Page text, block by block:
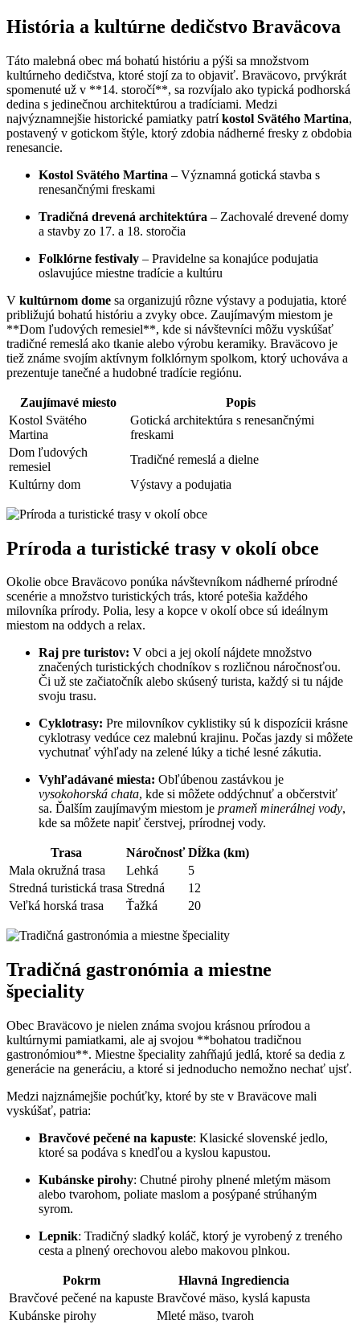
História a kultúrne dedičstvo Braväcova
Táto malebná obec má bohatú históriu a pýši sa množstvom
kultúrneho dedičstva, ktoré stojí za to objaviť. Braväcovo, prvýkrát
spomenuté už v **14. storočí**, sa rozvíjalo ako typická podhorská
dedina s jedinečnou architektúrou a tradíciami. Medzi
najvýznamnejšie historické pamiatky patríkostol Svätého Martina,
postavený v gotickom štýle, ktorý zdobia nádherné fresky z obdobia
renesancie.
Kostol Svätého Martina – Významná gotická stavba s
renesančnými freskami
Tradičná drevená architektúra – Zachovalé drevené domy
a stavby zo 17. a 18. storočia
Folklórne festivaly – Pravidelne sa konajúce podujatia
oslavujúce miestne tradície a kultúru
V kultúrnom dome sa organizujú rôzne výstavy a podujatia, ktoré
približujú bohatú históriu a zvyky obce. Zaujímavým miestom je
**Dom ľudových remesiel**, kde si návštevníci môžu vyskúšať
tradičné remeslá ako tkanie alebo výrobu keramiky. Braväcovo je
tiež známe svojím aktívnym folklórnym spolkom, ktorý uchováva a
prezentuje tanečné a hudobné tradície regiónu.
Zaujímavé miesto
Popis
Kostol Svätého
Martina
Gotická architektúra s renesančnými
freskami
Dom ľudových
remesiel
Tradičné remeslá a dielne
Kultúrny dom
Výstavy a podujatia
Príroda a turistické trasy v okolí obce
Okolie obce Braväcovo ponúka návštevníkom nádherné prírodné
scenérie a množstvo turistických trás, ktoré potešia každého
milovníka prírody. Polia, lesy a kopce v okolí obce sú ideálnym
miestom na oddych a relax.
Raj pre turistov: V obci a jej okolí nájdete množstvo
značených turistických chodníkov s rozličnou náročnosťou.
Či už ste začiatočník alebo skúsený turista, každý si tu nájde
svoju trasu.
Cyklotrasy: Pre milovníkov cyklistiky sú k dispozícii krásne
cyklotrasy vedúce cez malebnú krajinu. Počas jazdy si môžete
vychutnať výhľady na zelené lúky a tiché lesné zákutia.
Vyhľadávané miesta: Obľúbenou zastávkou je
vysokohorská chata, kde si môžete oddýchnuť a občerstviť
sa. Ďalším zaujímavým miestom je prameň minerálnej vody,
kde sa môžete napiť čerstvej, prírodnej vody.
Trasa Náročnosť Dĺžka (km)
Mala okružná trasa
Lehká
5
Stredná turistická trasa Stredná
12
Veľká horská trasa
Ťažká 20
Tradičná gastronómia a miestne
špeciality
Obec Braväcovo je nielen známa svojou krásnou prírodou a
kultúrnymi pamiatkami, ale aj svojou **bohatou tradičnou
gastronómiou**. Miestne špeciality zahŕňajú jedlá, ktoré sa dedia z
generácie na generáciu, a ktoré si jednoducho nemožno nechať ujsť.
Medzi najznámejšie pochúťky, ktoré by ste v Braväcove mali
vyskúšať, patria:
Bravčové pečené na kapuste: Klasické slovenské jedlo,
ktoré sa podáva s knedľou a kyslou kapustou.
Kubánske pirohy: Chutné pirohy plnené mletým mäsom
alebo tvarohom, poliate maslom a posýpané strúhaným
syrom.
Lepnik: Tradičný sladký koláč, ktorý je vyrobený z treného
cesta a plnený orechovou alebo makovou plnkou.
Pokrm
Hlavná Ingrediencia
Bravčové pečené na kapuste Bravčové mäso, kyslá kapusta
Kubánske pirohy
Mleté mäso, tvaroh